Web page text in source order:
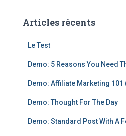
rArticles récents
Le Test
Demo: 5 Reasons You Need
Demo: Affiliate Marketing
Demo: Thought For The Day
Demo: Standard Post With A